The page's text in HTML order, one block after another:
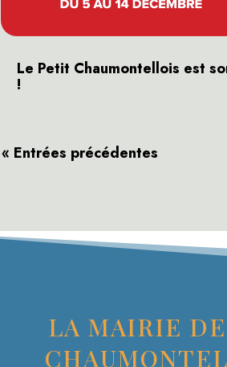
Le Petit Chaumontellois est
!
« Entrées précédentes
LA MAIRIE DE
CHAUMONTEL